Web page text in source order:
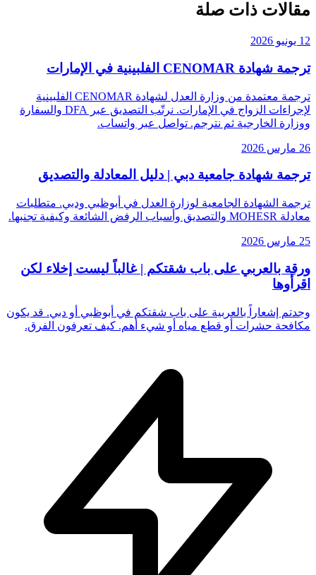
مقالات ذات صلة
12 يونيو 2026
ترجمة شهادة CENOMAR الفلبينية في الإمارات
ترجمة معتمدة من وزارة العدل لشهادة CENOMAR الفلبينية
لإجراءات الزواج في الإمارات. نرتّب التصديق عبر DFA والسفارة
ووزارة الخارجية ثم نترجم. تواصل عبر واتساب.
26 مارس 2026
ترجمة شهادة جامعية دبي | دليل المعادلة والتصديق
ترجمة الشهادة الجامعية لوزارة العدل في أبوظبي ودبي. متطلبات
معادلة MOHESR والتصديق وأسباب الرفض الشائعة وكيفية تجنبها.
25 مارس 2026
ورقة بالعربي على باب شقتكم | غالباً ليست إخلاء لكن
اقرأوها
وجدتم إشعاراً بالعربية على باب شقتكم في أبوظبي أو دبي. قد يكون
مكافحة حشرات أو قطع مياه أو شيء أهم. كيف تعرفون الفرق.